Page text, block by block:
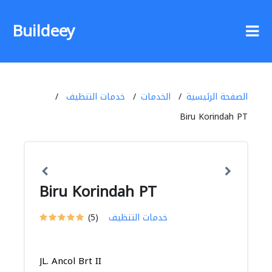
Buildeey
الصفحة الرئيسية الخدمات
خدمات التنظيف
Biru Korindah PT
Biru Korindah PT
(5) خدمات التنظيف
JL. Ancol Brt II